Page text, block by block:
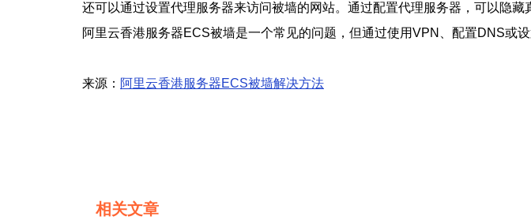
还可以通过设置代理服务器来访问被墙的网站。通过配置代理服务器，可以隐藏
阿里云香港服务器ECS被墙是一个常见的问题，但通过使用VPN、配置DNS或
来源： 阿里云香港服务器ECS被墙解决方法
相关文章